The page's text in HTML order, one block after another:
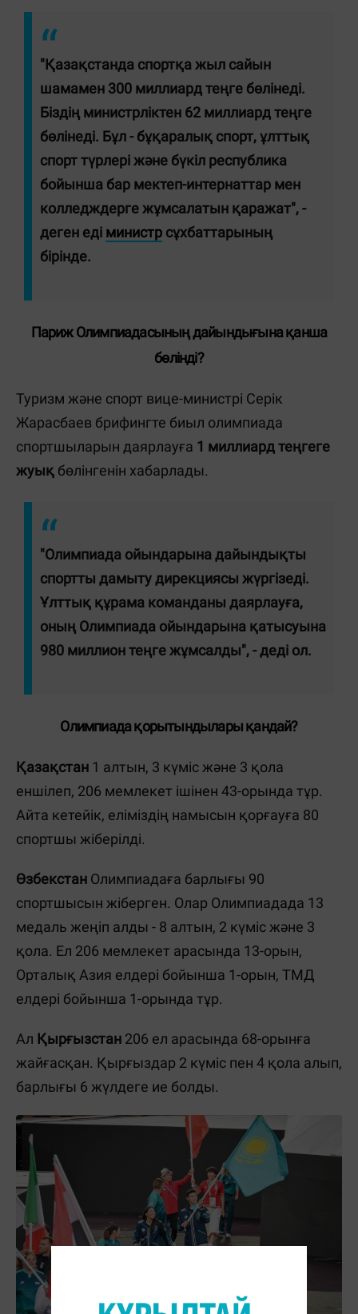
"Қазақстанда спортқа жыл сайын
шамамен 300 миллиард теңге бөлінеді.
Біздің министрліктен 62 миллиард теңге
бөлінеді. Бұл - бұқаралық спорт, ұлттық
спорт түрлері және бүкіл республика
бойынша бар мектеп-интернаттар мен
колледждерге жұмсалатын қаражат", -
деген еді министр сұхбаттарының
бірінде.
Париж Олимпиадасының дайындығына қанша
бөлінді?
Туризм және спорт вице-министрі Серік
Жарасбаев брифингте биыл олимпиада
спортшыларын даярлауға 1 миллиард теңгеге
жуық бөлінгенін хабарлады.
"Олимпиада ойындарына дайындықты
спортты дамыту дирекциясы жүргізеді.
Ұлттық құрама команданы даярлауға,
оның Олимпиада ойындарына қатысуына
980 миллион теңге жұмсалды", - деді ол.
Олимпиада қорытындылары қандай?
Қазақстан 1 алтын, 3 күміс және 3 қола
еншілеп, 206 мемлекет ішінен 43-орында тұр.
Айта кетейік, еліміздің намысын қорғауға 80
спортшы жіберілді.
Өзбекстан Олимпиадаға барлығы 90
спортшысын жіберген. Олар Олимпиадада 13
медаль жеңіп алды - 8 алтын, 2 күміс және 3
қола. Ел 206 мемлекет арасында 13-орын,
Орталық Азия елдері бойынша 1-орын, ТМД
елдері бойынша 1-орында тұр.
Ал Қырғызстан 206 ел арасында 68-орынға
жайғасқан. Қырғыздар 2 күміс пен 4 қола алып,
барлығы 6 жүлдеге ие болды.